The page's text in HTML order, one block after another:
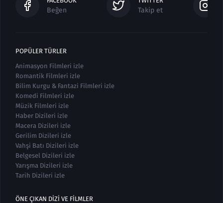
Beğen Takip et
POPÜLER TÜRLER
Animasyon Filmleri izle
Romantik Filmleri izle
Bilim Kurgu & Fantazi Filmleri izle
Komedi Filmleri izle
Müzik Filmleri izle
Haber Dizileri izle
Macera Dizileri izle
Gerilim Dizileri izle
Vahşi Batı Dizileri izle
Belgesel Dizileri izle
Yarışma Dizileri izle
Tarih Dizileri izle
ÖNE ÇIKAN DIZI VE FILMLER